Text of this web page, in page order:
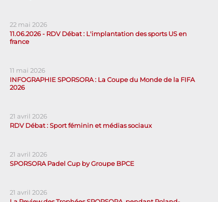
22 mai 2026
11.06.2026 - RDV Débat : L'implantation des sports US en
france
11 mai 2026
INFOGRAPHIE SPORSORA : La Coupe du Monde de la FIFA
2026
21 avril 2026
RDV Débat : Sport féminin et médias sociaux
21 avril 2026
SPORSORA Padel Cup by Groupe BPCE
21 avril 2026